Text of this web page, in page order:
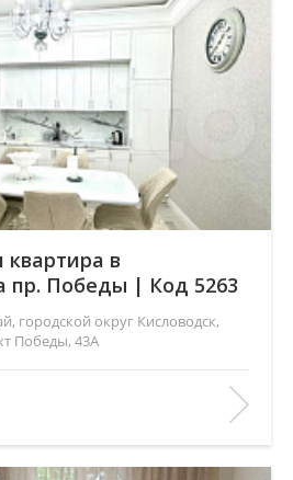
в
пр. Победы | Код 5263
городской округ Кисловодск,
Победы, 43А
м2:
95/45/20
2
5/14